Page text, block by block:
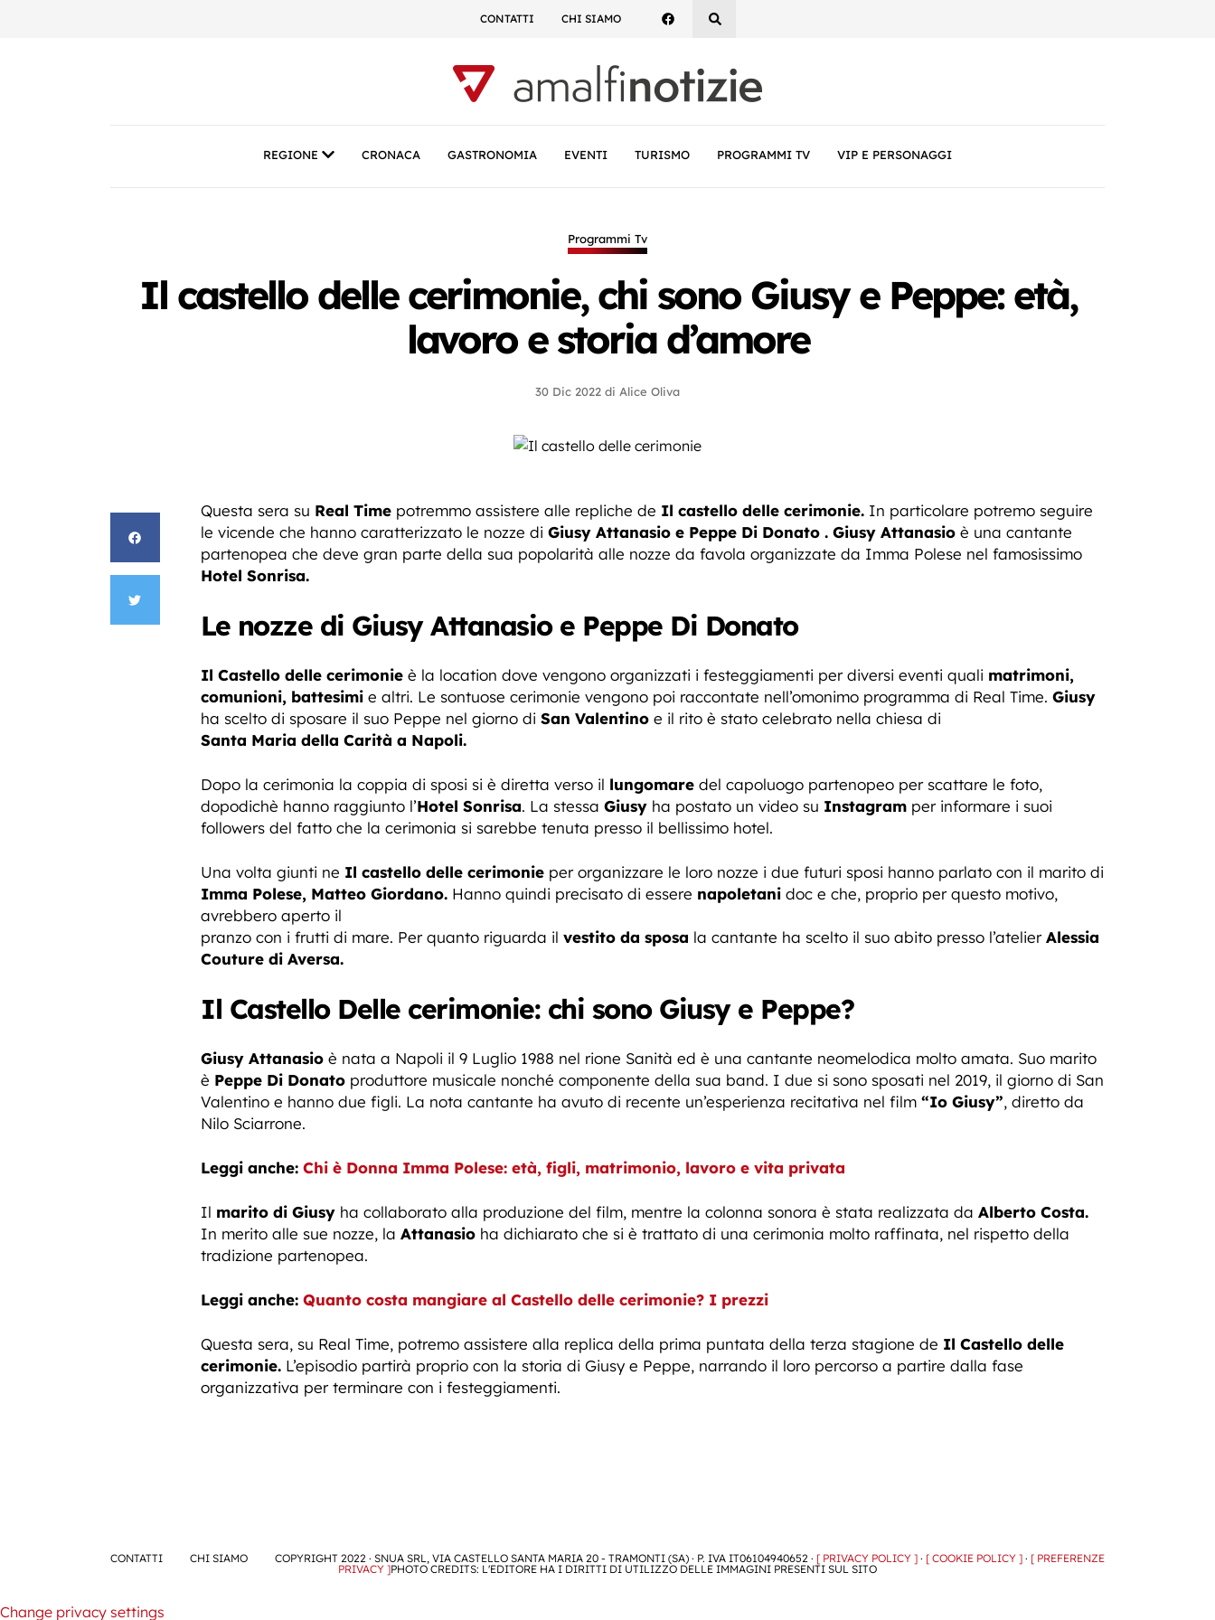
CONTATTI CHI SIAMO
REGIONE CRONACA GASTRONOMIA EVENTI TURISMO PROGRAMMI TV VIP E PERSONAGGI
Programmi Tv
Il castello delle cerimonie, chi sono Giusy e Peppe: età,
lavoro e storia d’amore
30 Dic 2022 di Alice Oliva
Questa sera su Real Time potremmo assistere alle repliche de Il castello delle cerimonie. In particolare potremo seguire
le vicende che hanno caratterizzato le nozze di Giusy Attanasio e Peppe Di Donato . Giusy Attanasio è una cantante
partenopea che deve gran parte della sua popolarità alle nozze da favola organizzate da Imma Polese nel famosissimo
Hotel Sonrisa.
Le nozze di Giusy Attanasio e Peppe Di Donato
Il Castello delle cerimonie è la location dove vengono organizzati i festeggiamenti per diversi eventi quali matrimoni,
comunioni, battesimi e altri. Le sontuose cerimonie vengono poi raccontate nell’omonimo programma di Real Time. Giusy
ha scelto di sposare il suo Peppe nel giorno di San Valentino e il rito è stato celebrato nella chiesa di
Santa Maria della Carità a Napoli.
Dopo la cerimonia la coppia di sposi si è diretta verso il lungomare del capoluogo partenopeo per scattare le foto,
dopodichè hanno raggiunto l’Hotel Sonrisa. La stessa Giusy ha postato un video su Instagram per informare i suoi
followers del fatto che la cerimonia si sarebbe tenuta presso il bellissimo hotel.
Una volta giunti ne Il castello delle cerimonie per organizzare le loro nozze i due futuri sposi hanno parlato con il marito di
Imma Polese, Matteo Giordano. Hanno quindi precisato di essere napoletani doc e che, proprio per questo motivo,
avrebbero aperto il
pranzo con i frutti di mare. Per quanto riguarda il vestito da sposa la cantante ha scelto il suo abito presso l’atelierAlessia
Couture di Aversa.
Il Castello Delle cerimonie: chi sono Giusy e Peppe?
Giusy Attanasio è nata a Napoli il 9 Luglio 1988 nel rione Sanità ed è una cantante neomelodica molto amata. Suo marito
è Peppe Di Donato produttore musicale nonché componente della sua band. I due si sono sposati nel 2019, il giorno di San
Valentino e hanno due figli. La nota cantante ha avuto di recente un’esperienza recitativa nel film “Io Giusy”, diretto da
Nilo Sciarrone.
Leggi anche: Chi è Donna Imma Polese: età, figli, matrimonio, lavoro e vita privata
Il marito di Giusy ha collaborato alla produzione del film, mentre la colonna sonora è stata realizzata da Alberto Costa.
In merito alle sue nozze, la Attanasio ha dichiarato che si è trattato di una cerimonia molto raffinata, nel rispetto della
tradizione partenopea.
Leggi anche: Quanto costa mangiare al Castello delle cerimonie? I prezzi
Questa sera, su Real Time, potremo assistere alla replica della prima puntata della terza stagione de Il Castello delle
cerimonie. L’episodio partirà proprio con la storia di Giusy e Peppe, narrando il loro percorso a partire dalla fase
organizzativa per terminare con i festeggiamenti.
CONTATTI CHI SIAMO COPYRIGHT 2022 · SNUA SRL, VIA CASTELLO SANTA MARIA 20 - TRAMONTI (SA) · P. IVA IT06104940652 · [ PRIVACY POLICY ] · [ COOKIE POLICY ] · [ PREFERENZE
PRIVACY ]PHOTO CREDITS: L'EDITORE HA I DIRITTI DI UTILIZZO DELLE IMMAGINI PRESENTI SUL SITO
Change privacy settings